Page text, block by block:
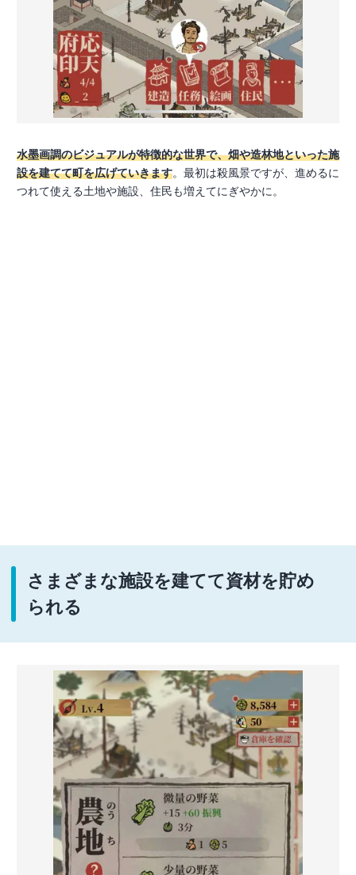
水墨画調のビジュアルが特徴的な世界で、畑や造林地といった施
設を建てて町を広げていきます。最初は殺風景ですが、進めるに
つれて使える土地や施設、住民も増えてにぎやかに。
さまざまな施設を建てて資材を貯め
られる